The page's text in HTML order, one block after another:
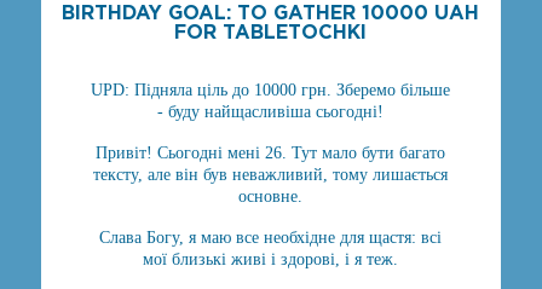
BIRTHDAY GOAL: TO GATHER 10000 UAH
FOR TABLETOCHKI
UPD: Підняла ціль до 10000 грн. Зберемо більше
- буду найщасливіша сьогодні!
Привіт! Сьогодні мені 26. Тут мало бути багато
тексту, але він був неважливий, тому лишається
основне.
Слава Богу, я маю все необхідне для щастя: всі
мої близькі живі і здорові, і я теж.